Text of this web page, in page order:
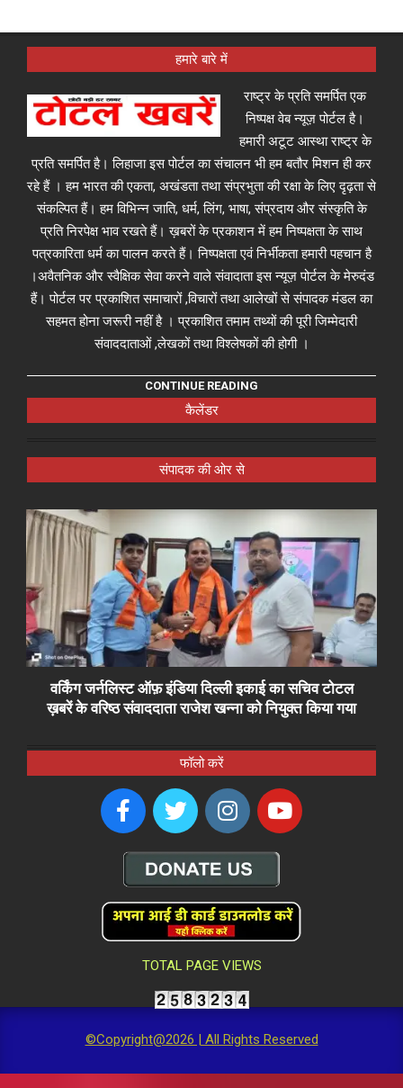
हमारे बारे में
राष्ट्र के प्रति समर्पित एक
निष्पक्ष वेब न्यूज़ पोर्टल है।
हमारी अटूट आस्था राष्ट्र के
प्रति समर्पित है। लिहाजा इस पोर्टल का संचालन भी हम बतौर मिशन ही कर
रहे हैं । हम भारत की एकता, अखंडता तथा संप्रभुता की रक्षा के लिए दृढ़ता से
संकल्पित हैं। हम विभिन्न जाति, धर्म, लिंग, भाषा, संप्रदाय और संस्कृति के
प्रति निरपेक्ष भाव रखते हैं। ख़बरों के प्रकाशन में हम निष्पक्षता के साथ
पत्रकारिता धर्म का पालन करते हैं। निष्पक्षता एवं निर्भीकता हमारी पहचान है
।अवैतनिक और स्वैक्षिक सेवा करने वाले संवादाता इस न्यूज़ पोर्टल के मेरुदंड
हैं। पोर्टल पर प्रकाशित समाचारों ,विचारों तथा आलेखों से संपादक मंडल का
सहमत होना जरूरी नहीं है । प्रकाशित तमाम तथ्यों की पूरी जिम्मेदारी
संवाददाताओं ,लेखकों तथा विश्लेषकों की होगी ।
CONTINUE READING
कैलेंडर
संपादक की ओर से
वर्किंग जर्नलिस्ट ऑफ़ इंडिया दिल्ली इकाई का सचिव टोटल
ख़बरें के वरिष्ठ संवाददाता राजेश खन्ना को नियुक्त किया गया
फॉलो करें
TOTAL PAGE VIEWS
©Copyright@2026 | All Rights Reserved